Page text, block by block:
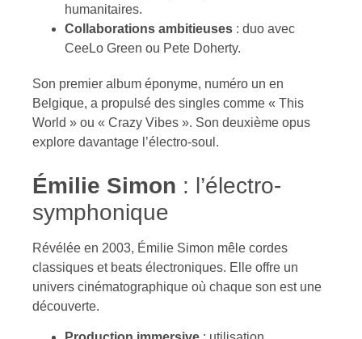
humanitaires.
Collaborations ambitieuses : duo avec
CeeLo Green ou Pete Doherty.
Son premier album éponyme, numéro un en
Belgique, a propulsé des singles comme « This
World » ou « Crazy Vibes ». Son deuxième opus
explore davantage l’électro-soul.
Émilie Simon : l’électro-
symphonique
Révélée en 2003, Émilie Simon mêle cordes
classiques et beats électroniques. Elle offre un
univers cinématographique où chaque son est une
découverte.